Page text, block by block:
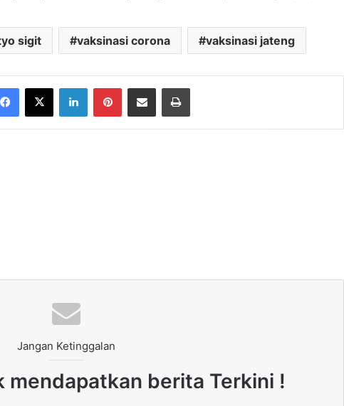
sigit vaksinasi corona vaksinasi jateng
Facebook
X LinkedInPinterestShare via Email Print
Jangan Ketinggalan
mendapatkan berita Terkini !